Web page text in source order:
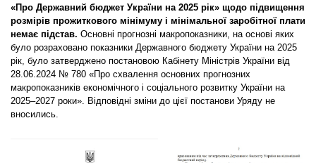
«Про Державний бюджет України на 2025 рік» щодо підвищення
розмірів прожиткового мінімуму і мінімальної заробітної плати
немає підстав. Основні прогнозні макропоказники, на основі яких
було розраховано показники Державного бюджету України на 2025
рік, було затверджено постановою Кабінету Міністрів України від
28.06.2024 № 780 «Про схвалення основних прогнозних
макропоказників економічного і соціального розвитку України на
2025–2027 роки». Відповідні зміни до цієї постанови Уряду не
вносились.